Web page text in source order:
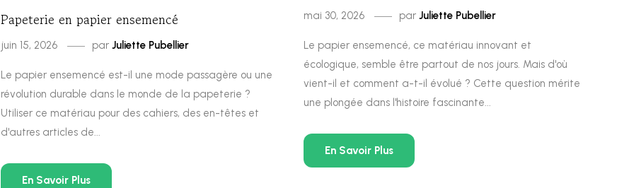
Papeterie en papier ensemencé
juin 15, 2026 par Juliette Pubellier
Le papier ensemencé est-il une mode passagère ou une
révolution durable dans le monde de la papeterie ?
Utiliser ce matériau pour des cahiers, des en-têtes et
d'autres articles de...
En Savoir Plus
mai 30, 2026 par Juliette Pubellier
Le papier ensemencé, ce matériau innovant et
écologique, semble être partout de nos jours. Mais d'où
vient-il et comment a-t-il évolué ? Cette question mérite
une plongée dans l'histoire fascinante...
En Savoir Plus